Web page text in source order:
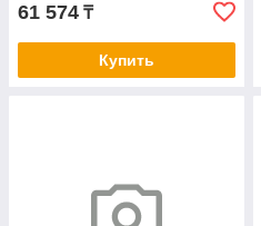
61 574 ₸
Купить